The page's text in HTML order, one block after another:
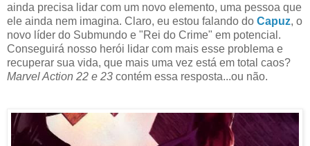
ainda precisa lidar com um novo elemento, uma pessoa que
ele ainda nem imagina. Claro, eu estou falando do Capuz, o
novo líder do Submundo e "Rei do Crime" em potencial.
Conseguirá nosso herói lidar com mais esse problema e
recuperar sua vida, que mais uma vez está em total caos?
Marvel Action 22 e 23 contém essa resposta...ou não.